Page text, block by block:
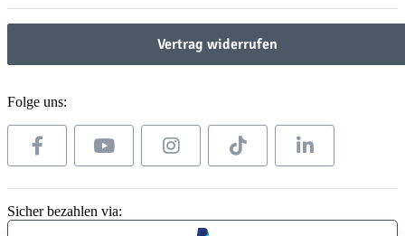
Vertrag widerrufen
Folge uns:
Sicher bezahlen via: